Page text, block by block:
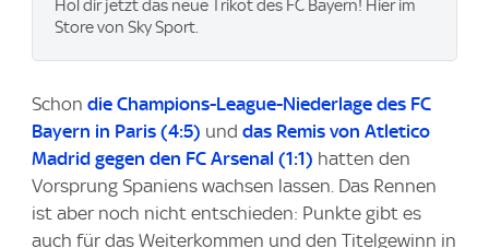
Hol dir jetzt das neue Trikot des FC Bayern! Hier im
Store von Sky Sport.
Schon die Champions-League-Niederlage des FC
Bayern in Paris (4:5) und das Remis von Atletico
Madrid gegen den FC Arsenal (1:1) hatten den
Vorsprung Spaniens wachsen lassen. Das Rennen
ist aber noch nicht entschieden: Punkte gibt es
auch für das Weiterkommen und den Titelgewinn in